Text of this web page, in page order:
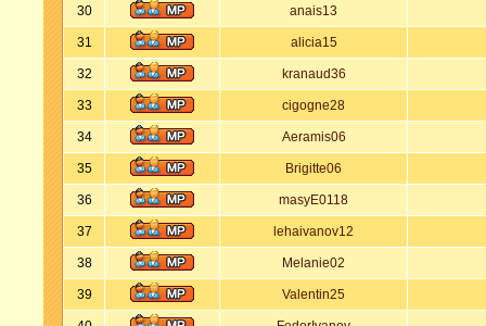
30 anais13
31 alicia15
32 kranaud36
33 cigogne28
34 Aeramis06
35 Brigitte06
36 masyE0118
37 lehaivanov12
38 Melanie02
39 Valentin25